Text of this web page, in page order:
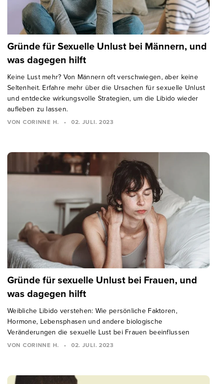
Gründe für Sexuelle Unlust bei Männern, und
was dagegen hilft
Keine Lust mehr? Von Männern oft verschwiegen, aber keine
Seltenheit. Erfahre mehr über die Ursachen für sexuelle Unlust
und entdecke wirkungsvolle Strategien, um die Libido wieder
aufleben zu lassen.
VON CORINNE H. • 02. JULI. 2023
Gründe für sexuelle Unlust bei Frauen, und
was dagegen hilft
Weibliche Libido verstehen: Wie persönliche Faktoren,
Hormone, Lebensphasen und andere biologische
Veränderungen die sexuelle Lust bei Frauen beeinflussen
VON CORINNE H. • 02. JULI. 2023